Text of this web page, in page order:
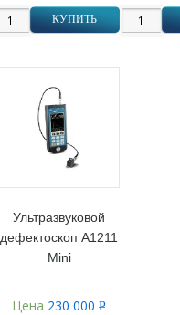
КУПИТЬ
Ультразвуковой
дефектоскоп А1211
Mini
Цена 230 000Р